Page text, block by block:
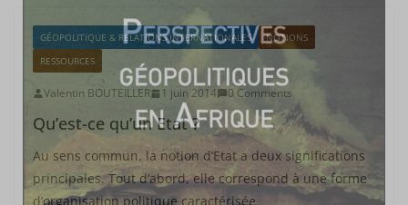
GÉOPOLITIQUE & RELATIONS INTERNATIONALES
NOTIONS
RESSOURCES
Valentin BOUTEILLER 1 juin 2014 0 Comments
Qu’est-ce qu’un Etat ?
Au sens commun, la notion d’Etat a deux significations
principales. Tout d’abord, elle correspond à une forme
d’organisation politique caractérisée